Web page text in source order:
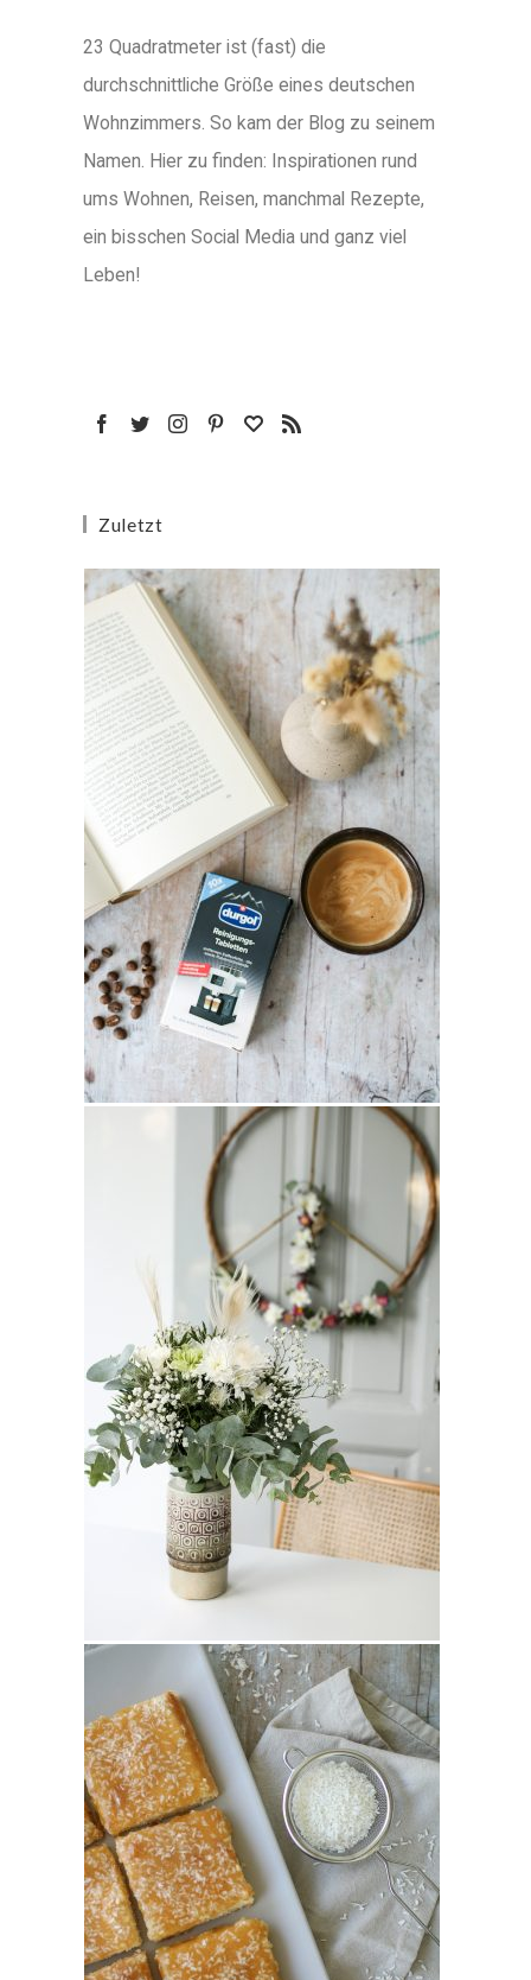
23 Quadratmeter ist (fast) die
durchschnittliche Größe eines deutschen
Wohnzimmers. So kam der Blog zu seinem
Namen. Hier zu finden: Inspirationen rund
ums Wohnen, Reisen, manchmal Rezepte,
ein bisschen Social Media und ganz viel
Leben!
Zuletzt